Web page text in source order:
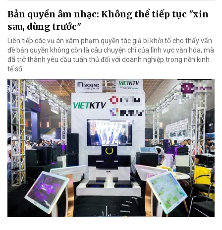
Bản quyền âm nhạc: Không thể tiếp tục "xin
sau, dùng trước"
Liên tiếp các vụ án xâm phạm quyền tác giả bị khởi tố cho thấy vấn
đề bản quyền không còn là câu chuyện chỉ của lĩnh vực văn hóa, mà
đã trở thành yêu cầu tuân thủ đối với doanh nghiệp trong nền kinh
tế số.